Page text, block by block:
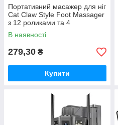
Портативний масажер для ніг
Cat Claw Style Foot Massager
з 12 роликами та 4
магнітними кульками
В наявності
279,30 ₴
Купити